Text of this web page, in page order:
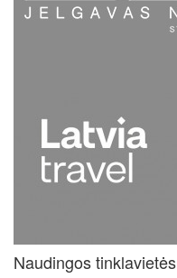
Naudingos tinklavietės